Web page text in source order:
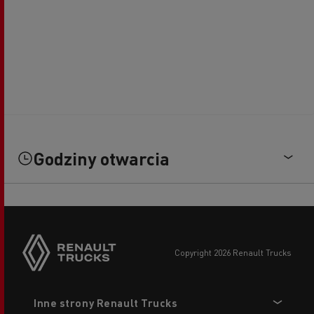
Godziny otwarcia
copyright 2026 Renault Trucks
menu
Inne strony Renault Trucks